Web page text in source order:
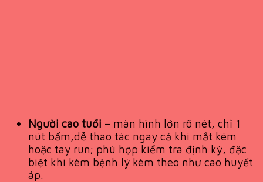
Người cao tuổi – màn hình lớn rõ nét, chỉ 1
nút bấm,dễ thao tác ngay cả khi mắt kém
hoặc tay run; phù hợp kiểm tra định kỳ, đặc
biệt khi kèm bệnh lý kèm theo như cao huyết
áp.